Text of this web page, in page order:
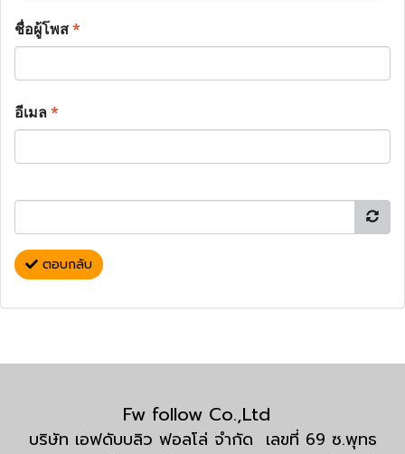
ชื่อผู้โพส*
อีเมล*
ตอบกลับ
Fw follow Co.,Ltd
บริษัท เอฟดับบลิว ฟอลโล่ จำกัด เลขที่ 69 ซ.พุทธ